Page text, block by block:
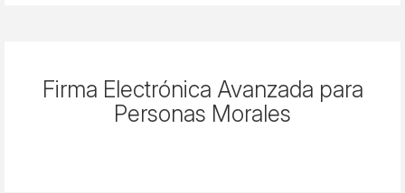
Firma Electrónica Avanzada para
Personas Morales